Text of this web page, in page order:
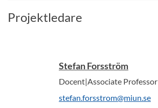
Projektledare
Stefan Forsström
Docent|Associate Professor
stefan.forsstrom@miun.se